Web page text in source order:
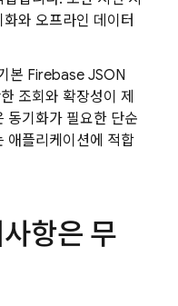
와 오프라인 데이터
본 Firebase JSON
조회와 확장성이 제
동기화가 필요한 단순
애플리케이션에 적합
항은 무